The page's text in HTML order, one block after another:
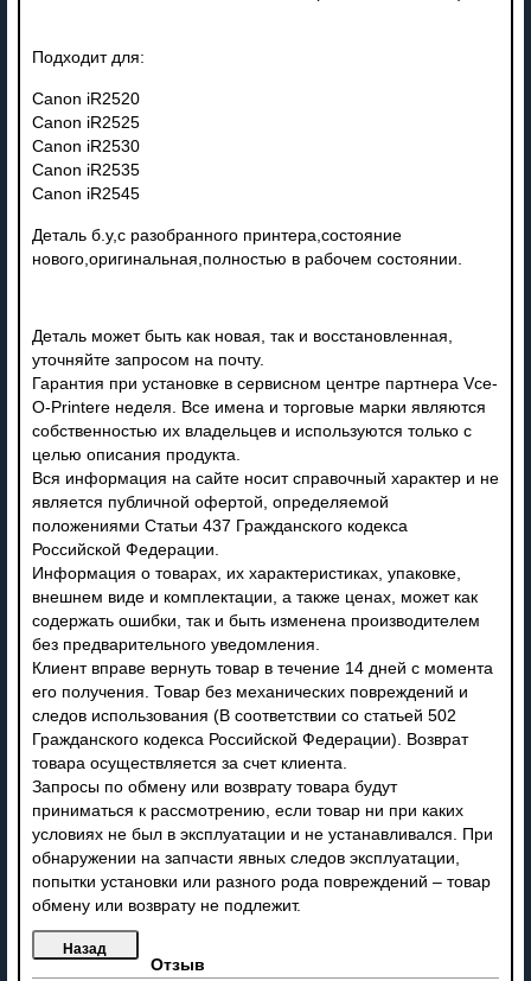
Подходит для:
Canon iR2520
Canon iR2525
Canon iR2530
Canon iR2535
Canon iR2545
Деталь б.у,с разобранного принтера,состояние
нового,оригинальная,полностью в рабочем состоянии.
Деталь может быть как новая, так и восстановленная,
уточняйте запросом на почту.
Гарантия при установке в сервисном центре партнера Vce-
O-Printere неделя. Все имена и торговые марки являются
собственностью их владельцев и используются только с
целью описания продукта.
Вся информация на сайте носит справочный характер и не
является публичной офертой, определяемой
положениями Статьи 437 Гражданского кодекса
Российской Федерации.
Информация о товарах, их характеристиках, упаковке,
внешнем виде и комплектации, а также ценах, может как
содержать ошибки, так и быть изменена производителем
без предварительного уведомления.
Клиент вправе вернуть товар в течение 14 дней с момента
его получения. Товар без механических повреждений и
следов использования (В соответствии со статьей 502
Гражданского кодекса Российской Федерации). Возврат
товара осуществляется за счет клиента.
Запросы по обмену или возврату товара будут
приниматься к рассмотрению, если товар ни при каких
условиях не был в эксплуатации и не устанавливался. При
обнаружении на запчасти явных следов эксплуатации,
попытки установки или разного рода повреждений – товар
обмену или возврату не подлежит.
Отзыв